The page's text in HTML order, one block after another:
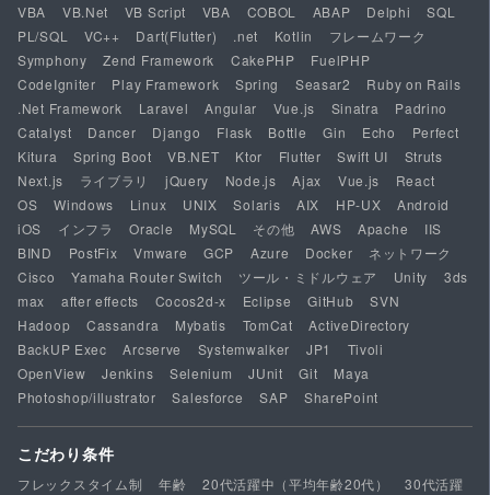
VBA
VB.Net VB Script VBA COBOL ABAP Delphi
SQL
PL/SQL
VC++ Dart(Flutter) .net Kotlin
フレームワーク
Symphony
Zend Framework CakePHP
FuelPHP
CodeIgniter
Play Framework Spring Seasar2
Ruby on Rails
.Net Framework
Laravel Angular Vue.js Sinatra
Padrino
Catalyst
Dancer Django Flask Bottle Gin Echo
Perfect
Kitura
Spring Boot VB.NET Ktor Flutter Swift UI
Struts
Next.js
ライブラリ jQuery Node.js Ajax Vue.js
React
OS
Windows Linux UNIX Solaris AIX HP-UX
Android
iOS
インフラ Oracle MySQL その他 AWS Apache
IIS
BIND
PostFix Vmware GCP Azure Docker
ネットワーク
Cisco
Yamaha Router Switch ツール・ミドルウェア Unity
3ds
max
after effects Cocos2d-x Eclipse GitHub
SVN
Hadoop
Cassandra Mybatis TomCat
ActiveDirectory
BackUP Exec
Arcserve Systemwalker JP1
Tivoli
OpenView
Jenkins Selenium JUnit Git
Maya
Photoshop/illustrator
Salesforce SAP SharePoint
こだわり条件
フレックスタイム制 年齢 20代活躍中（平均年齢20代） 30代活躍